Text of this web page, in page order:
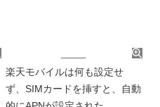
楽天モバイルは何も設定せ
ず、SIMカードを挿すと、自動